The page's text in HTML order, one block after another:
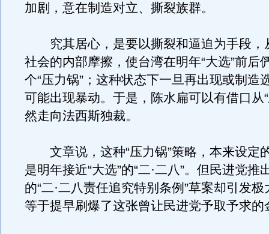
加剧，意在制造对立、撕裂族群。
究其居心，是要以撕裂和逼迫为手段，
社会的内部摩擦，使台湾在明年“大选”前后
个“压力锅”；这种状态下一旦再出现或制造
可能出现暴动。于是，陈水扁可以有借口从
然走向法西斯独裁。
文章说，这种“压力锅”策略，本来设定
是明年接近“大选”的“二·二八”。但民进党推
的“二·二八责任追究特别条例”草案却引发
等于提早刷爆了这张曾让民进党予取予求的